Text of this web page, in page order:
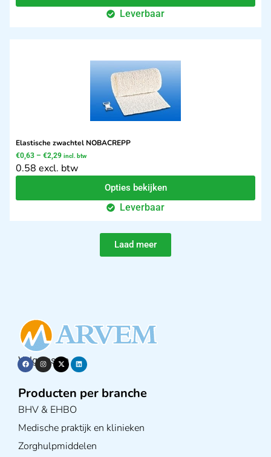
Leverbaar
Elastische zwachtel NOBACREPP
€0,63 – €2,29 incl. btw
0.58 excl. btw
Opties bekijken
Leverbaar
Laad meer
Volg ons op
Producten per branche
BHV & EHBO
Medische praktijk en klinieken
Zorghulpmiddelen